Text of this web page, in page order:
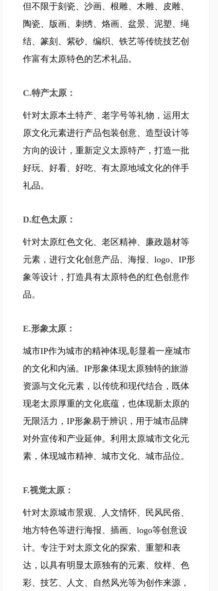
但不限于刻瓷、沙画、根雕、木雕、皮雕、
陶瓷、版画、刺绣、烙画、盆景、泥塑、绳
结、篆刻、紫砂、编织、铁艺等传统技艺创
作富有太原特色的艺术礼品。
C.特产太原：
针对太原本土特产、老字号等礼物，运用太
原文化元素进行产品包装创意、造型设计等
方向的设计，重新定义太原特产，打造一批
好玩、好看、好吃、有太原地域文化的伴手
礼品。
D.红色太原：
针对太原红色文化、老区精神、廉政题材等
元素，进行文化创意产品、海报、logo、IP形
象等设计，打造具有太原特色的红色创意作
品。
E.形象太原：
城市IP作为城市的精神体现,彰显着一座城市
的文化和内涵。IP形象体现太原独特的旅游
资源与文化元素，以传统和现代结合，既体
现老太原厚重的文化底蕴，也体现新太原的
无限活力，IP形象易于辨识，用于城市品牌
对外宣传和产业延伸。利用太原城市文化元
素，体现城市精神、城市文化、城市品位。
F.视觉太原：
针对太原城市景观、人文情怀、民风民俗、
地方特色等进行海报、插画、logo等创意设
计。专注于对太原文化的探索、重塑和表
达，以具有明显太原独有的元素、纹样、色
彩、技艺、人文、自然风光等为创作来源，